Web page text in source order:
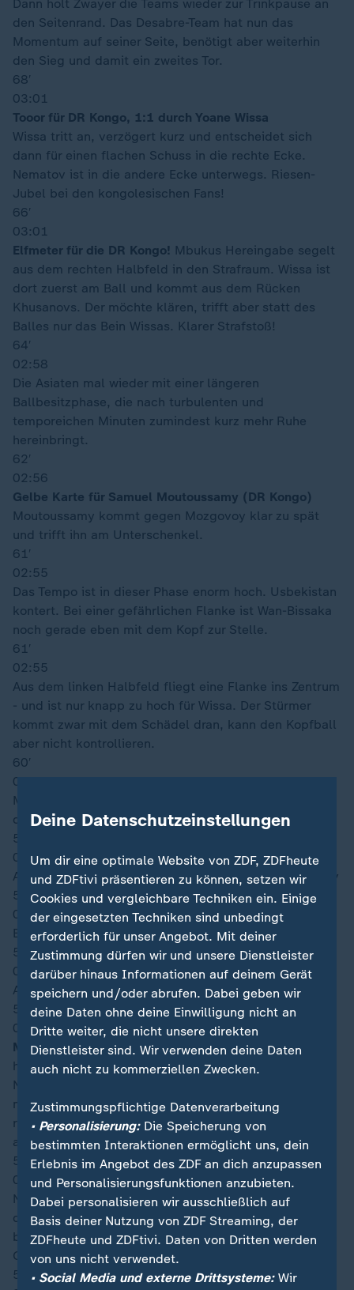
Dann holt Zwayer die Teams wieder zur Trinkpause an
den Seitenrand. Das Desabre-Team hat nun das
Momentum auf seiner Seite, benötigt aber weiterhin
den Sieg und damit ein zweites Tor.
68′
03:01
Tooor für DR Kongo, 1:1 durch Yoane Wissa
Wissa tritt an, verzögert kurz und entscheidet sich
dann für einen flachen Schuss in die rechte Ecke.
Nematov ist in die andere Ecke unterwegs. Riesen-
Jubel bei den kongolesischen Fans!
66′
03:01
Elfmeter für die DR Kongo! Mbukus Hereingabe segelt
aus dem rechten Halbfeld in den Strafraum. Wissa ist
dort zuerst am Ball und kommt aus dem Rücken
Khusanovs. Der möchte klären, trifft aber statt des
Balles nur das Bein Wissas. Klarer Strafstoß!
64′
02:58
Die Asiaten mal wieder mit einer längeren
Ballbesitzphase, die nach turbulenten und
temporeichen Minuten zumindest kurz mehr Ruhe
hereinbringt.
62′
02:56
Gelbe Karte für Samuel Moutoussamy (DR Kongo)
Moutoussamy kommt gegen Mozgovoy klar zu spät
und trifft ihn am Unterschenkel.
61′
02:55
Das Tempo ist in dieser Phase enorm hoch. Usbekistan
kontert. Bei einer gefährlichen Flanke ist Wan-Bissaka
noch gerade eben mit dem Kopf zur Stelle.
61′
02:55
Aus dem linken Halbfeld fliegt eine Flanke ins Zentrum
- und ist nur knapp zu hoch für Wissa. Der Stürmer
kommt zwar mit dem Schädel dran, kann den Kopfball
aber nicht kontrollieren.
60′
02:54
Mayele hält vom linken Strafraumeck drauf - klar
drüber.
59′
02:53
Auswechslung bei Usbekistan: Dostonbek Khamdamov
59′
02:53
Einwechslung bei Usbekistan: Odiljon Hamrobekov
59′
02:53
Auswechslung bei Usbekistan: Otabek Shukurov
58′
02:52
Mbuku!Er probiert es aus der zweiten Reihe. Den
hohen, aber letztlich zu mittigen Schuss pariert
Nematov zur Seite. Die Aktion läuft weiter. Mayele hat
mit seinem Kopfball aus kurzer Distanz sogar eine
riesige Chance, stand bei der Flanke von Mbemba
aber im Abseits.
57′
02:51
Nach kurzer Behandlung kehrt Mozgovoy wieder auf
das Spielfeld zurück. Kongo läuft weiterhin an und
bleibt in dieser Phase drückend - noch ohne die klaren
Großchancen.
55′
Deine Datenschutzeinstellungen
Um dir eine optimale Website von ZDF, ZDFheute
und ZDFtivi präsentieren zu können, setzen wir
Cookies und vergleichbare Techniken ein. Einige
der eingesetzten Techniken sind unbedingt
erforderlich für unser Angebot. Mit deiner
Zustimmung dürfen wir und unsere Dienstleister
darüber hinaus Informationen auf deinem Gerät
speichern und/oder abrufen. Dabei geben wir
deine Daten ohne deine Einwilligung nicht an
Dritte weiter, die nicht unsere direkten
Dienstleister sind. Wir verwenden deine Daten
auch nicht zu kommerziellen Zwecken.
Zustimmungspflichtige Datenverarbeitung
• Personalisierung:Die Speicherung von
bestimmten Interaktionen ermöglicht uns, dein
Erlebnis im Angebot des ZDF an dich anzupassen
und Personalisierungsfunktionen anzubieten.
Dabei personalisieren wir ausschließlich auf
Basis deiner Nutzung von ZDF Streaming, der
ZDFheute und ZDFtivi. Daten von Dritten werden
von uns nicht verwendet.
• Social Media und externe Drittsysteme:Wir